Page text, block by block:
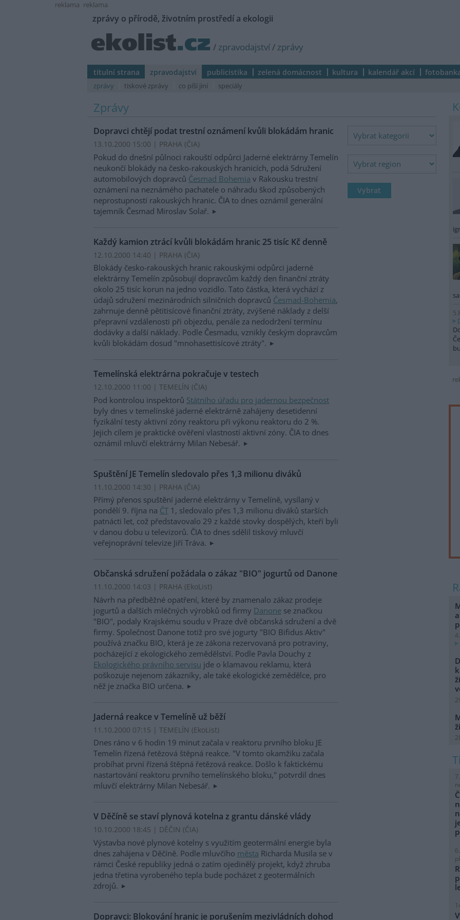
reklama reklama
zprávy o přírodě, životním prostředí a ekologii
/ zpravodajství/ zprávy
titulní strana zpravodajství publicistika zelená domácnost kultura kalendář akcí
zprávy tiskové zprávy co píší jiní speciály
Zprávy
Dopravci chtějí podat trestní oznámení kvůli blokádám hranic
13.10.2000 15:00 | PRAHA (ČIA)
Pokud do dnešní půlnoci rakouští odpůrci Jaderné elektrárny Temelín
neukončí blokády na česko-rakouských hranicích, podá Sdružení
automobilových dopravců Česmad Bohemia v Rakousku trestní
oznámení na neznámého pachatele o náhradu škod způsobených
neprostupností rakouských hranic. ČIA to dnes oznámil generální
tajemník Česmad Miroslav Solař.
Každý kamion ztrácí kvůli blokádám hranic 25 tisíc Kč denně
12.10.2000 14:40 | PRAHA (ČIA)
Blokády česko-rakouských hranic rakouskými odpůrci jaderné
elektrárny Temelín způsobují dopravcům každý den finanční ztráty
okolo 25 tisíc korun na jedno vozidlo. Tato částka, která vychází z
údajů sdružení mezinárodních silničních dopravců Česmad-Bohemia,
zahrnuje denně pětitisícové finanční ztráty, zvýšené náklady z delší
přepravní vzdálenosti při objezdu, penále za nedodržení termínu
dodávky a další náklady. Podle Česmadu, vznikly českým dopravcům
kvůli blokádám dosud "mnohasettisícové ztráty".
Temelínská elektrárna pokračuje v testech
12.10.2000 11:00 | TEMELÍN (ČIA)
Pod kontrolou inspektorů Státního úřadu pro jadernou bezpečnost
byly dnes v temelínské jaderné elektrárně zahájeny desetidenní
fyzikální testy aktivní zóny reaktoru při výkonu reaktoru do 2 %.
Jejich cílem je praktické ověření vlastností aktivní zóny. ČIA to dnes
oznámil mluvčí elektrárny Milan Nebesář.
Spuštění JE Temelín sledovalo přes 1,3 milionu diváků
11.10.2000 14:30 | PRAHA (ČIA)
Přímý přenos spuštění jaderné elektrárny v Temelíně, vysílaný v
pondělí 9. října na ČT 1, sledovalo přes 1,3 milionu diváků starších
patnácti let, což představovalo 29 z každé stovky dospělých, kteří byli
v danou dobu u televizorů. ČIA to dnes sdělil tiskový mluvčí
veřejnoprávní televize Jiří Tráva.
Občanská sdružení požádala o zákaz "BIO" jogurtů od Danone
11.10.2000 14:03 | PRAHA (EkoList)
Návrh na předběžné opatření, které by znamenalo zákaz prodeje
jogurtů a dalších mléčných výrobků od firmy Danone se značkou
"BIO", podaly Krajskému soudu v Praze dvě občanská sdružení a dvě
firmy. Společnost Danone totiž pro své jogurty "BIO Bifidus Aktiv"
používá značku BIO, která je ze zákona rezervovaná pro potraviny,
pocházející z ekologického zemědělství. Podle Pavla Douchy z
Ekologického právního servisu jde o klamavou reklamu, která
poškozuje nejenom zákazníky, ale také ekologické zemědělce, pro
něž je značka BIO určena.
Jaderná reakce v Temelíně už běží
11.10.2000 07:15 | TEMELÍN (EkoList)
Dnes ráno v 6 hodin 19 minut začala v reaktoru prvního bloku JE
Temelín řízená řetězová štěpná reakce. "V tomto okamžiku začala
probíhat první řízená štěpná řetězová reakce. Došlo k faktickému
nastartování reaktoru prvního temelínského bloku," potvrdil dnes
mluvčí elektrárny Milan Nebesář.
V Děčíně se staví plynová kotelna z grantu dánské vlády
10.10.2000 18:45 | DĚČIN (ČIA)
Výstavba nové plynové kotelny s využitím geotermální energie byla
dnes zahájena v Děčíně. Podle mluvčího města Richarda Musila se v
rámci České republiky jedná o zatím ojedinělý projekt, když zhruba
jedna třetina vyrobeného tepla bude pocházet z geotermálních
zdrojů.
Dopravci: Blokování hranic je porušením mezivládních dohod